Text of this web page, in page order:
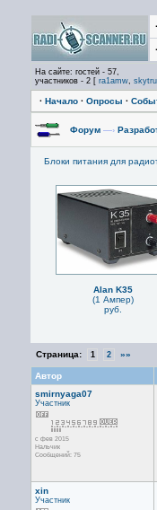
·
·
На сайте: гостей - 57,
участников - 2 [ ra1amw,
· Начало · Опросы ·
Форум —›
Блоки питания для
Alan K35
(1 Ампер)
руб.
Страница: 1 2 »»
Автор
smirnyaga07
Участник
с фев 2015
Нальчик
Сообщений: 75
xin
Участник